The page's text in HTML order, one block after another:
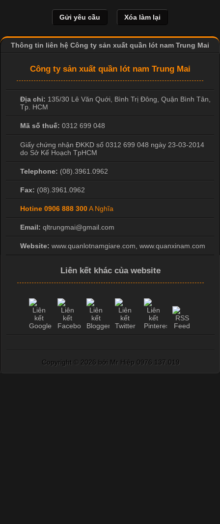
và thấm hút mồ hôi tốt. Đây cũng là loại vải được nhiều công ty
sản xuất quần lót nam lựa chọn để tạo ra các sản phẩm chất
Thông tin liên hệ Công ty sản xuất quần lót nam Trung Mai
Công ty sản xuất quần lót nam Trung Mai
Địa chỉ: 135/30 Lê Văn Quới, Bình Trị Đông, Quận Bình Tân,
Tp. HCM
Mã số thuế: 0312 699 048
Giấy chứng nhận ĐKKD số 0312 699 048 ngày 23-03-2014
do Sở Kế Hoạch TpHCM
Telephone: (08).3961.0962
Fax: (08).3961.0962
Hotine 0906 888 300A Nghĩa
Email: qltrungmai@gmail.com
Website: www.quanlotnamgiare.com, www.quanxinam.com
Liên kết khác của website
Copyright © 2026 bởi Mr Hiệp 0976.137.019